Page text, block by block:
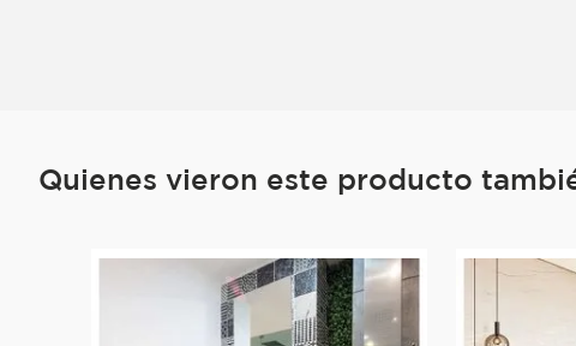
Quienes vieron este producto